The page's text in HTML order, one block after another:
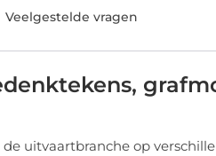
Veelgestelde vragen
uitvaartbranche op